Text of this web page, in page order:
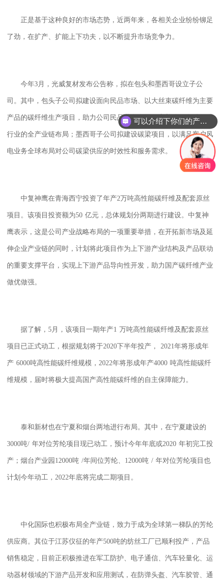
正是基于这种良好的市场态势，近两年来，各相关企业纷纷铆足
了劲，在扩产、扩能上下功夫，以不断提升市场竞争力。
今年3月，光威复材发布公告称，拟在包头和墨西哥设立子公
司。其中，包头子公司拟建设面向民品市场、以大丝束碳纤维为主要
产品的碳纤维生产项目，助力公司民品业务发展，完善公司在碳纤维
行业的全产业链布局；墨西哥子公司拟建设碳梁项目，以满足客户风
电业务全球布局对公司碳梁供应的时效性和服务需求。
中复神鹰在青海西宁投资了年产2万吨高性能碳纤维及配套原丝
项目。该项目投资额为50 亿元，总体规划分两期进行建设。中复神
鹰表示，这是公司产业战略布局的一项重要举措，在开拓新市场及延
伸企业产业链的同时，计划将此项目作为上下游产业结构及产品联动
的重要支撑平台，实现上下游产品导向性开发，助力国产碳纤维产业
做优做强。
据了解， 5月，该项目一期年产1 万吨高性能碳纤维及配套原丝
项目已正式动工，根据规划将于2020下半年投产， 2021年将形成年
产 6000吨高性能碳纤维规模， 2022年将形成年产4000 吨高性能碳纤
维规模，届时将极大提高国产高性能碳纤维的自主保障能力。
泰和新材也在宁夏和烟台两地进行布局。其中，在宁夏建设的
3000吨/ 年对位芳纶项目现已动工，预计今年年底或2020 年初完工投
产；烟台产业园 12000吨 /年间位芳纶、 12000吨 / 年对位芳纶项目也
计划今年动工， 2022年底将完成二期项目。
中化国际也积极布局全产业链，致力于成为全球第一梯队的芳纶
供应商。其位于江苏仪征的年产500吨的纺丝工厂已顺利投产，产品
销售稳定，目前正积极推进在军工防护、电子通信、汽车轻量化、运
动器材领域的下游产品开发和应用测试，在防弹头盔、汽车胶管、通
可以介绍下你们的产品么？